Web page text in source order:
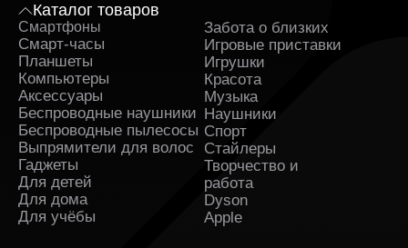
Каталог товаров
Смартфоны
Смарт-часы
Планшеты
Компьютеры
Аксессуары
Беспроводные наушники
Беспроводные пылесосы
Выпрямители для волос
Гаджеты
Для детей
Для дома
Для учёбы
Забота о близких
Игровые приставки
Игрушки
Красота
Музыка
Наушники
Спорт
Стайлеры
Творчество и
работа
Dyson
Apple